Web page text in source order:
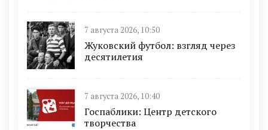
7 августа 2026, 10:50
Жуковский футбол: взгляд через
десятилетия
7 августа 2026, 10:40
Госпаблики: Центр детского
творчества